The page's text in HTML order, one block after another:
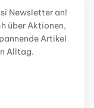
Newsletter an!
über Aktionen,
Artikel
Alltag.